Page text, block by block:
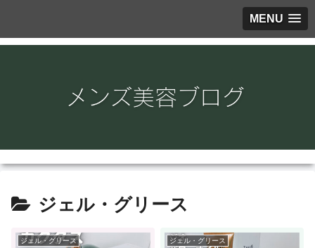
MENU
ジェル・グリース
ジェル・グリース ジェル・グリース